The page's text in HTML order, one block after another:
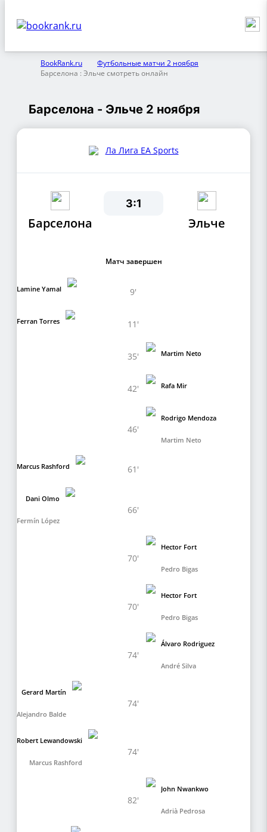
BookRank.ru
Футбольные матчи 2 ноября
Барселона : Эльче смотреть онлайн
Барселона - Эльче 2 ноября
Ла Лига EA Sports
Барселона
3:1
Эльче
Матч завершен
Lamine Yamal 9'
Ferran Torres 11'
35' Martim Neto
42' Rafa Mir
46'
Rodrigo Mendoza
Martim Neto
Marcus Rashford 61'
Fermín López
Dani Olmo
66'
70'
Hector Fort
Pedro Bigas
70'
Hector Fort
Pedro Bigas
74'
Álvaro Rodriguez
André Silva
Alejandro Balde
Gerard Martín
74'
Marcus Rashford
Robert Lewandowski
74'
82'
John Nwankwo
Adrià Pedrosa